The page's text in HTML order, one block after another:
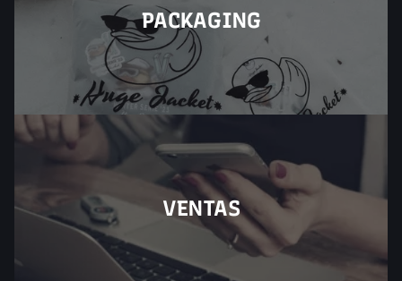
PACKAGING
VENTAS